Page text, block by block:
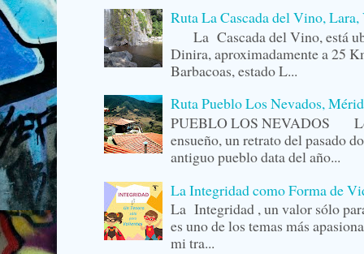
Ruta La Cascada del Vino, Lara,
La Cascada del Vino, está
Dinira, aproximadamente a 25
Barbacoas, estado L...
Ruta Pueblo Los Nevados,
PUEBLO LOS NEVADOS
ensueño, un retrato del pasado
antiguo pueblo data del año...
La Integridad como Forma de
La Integridad , un valor sólo
es uno de los temas más
mi tra...